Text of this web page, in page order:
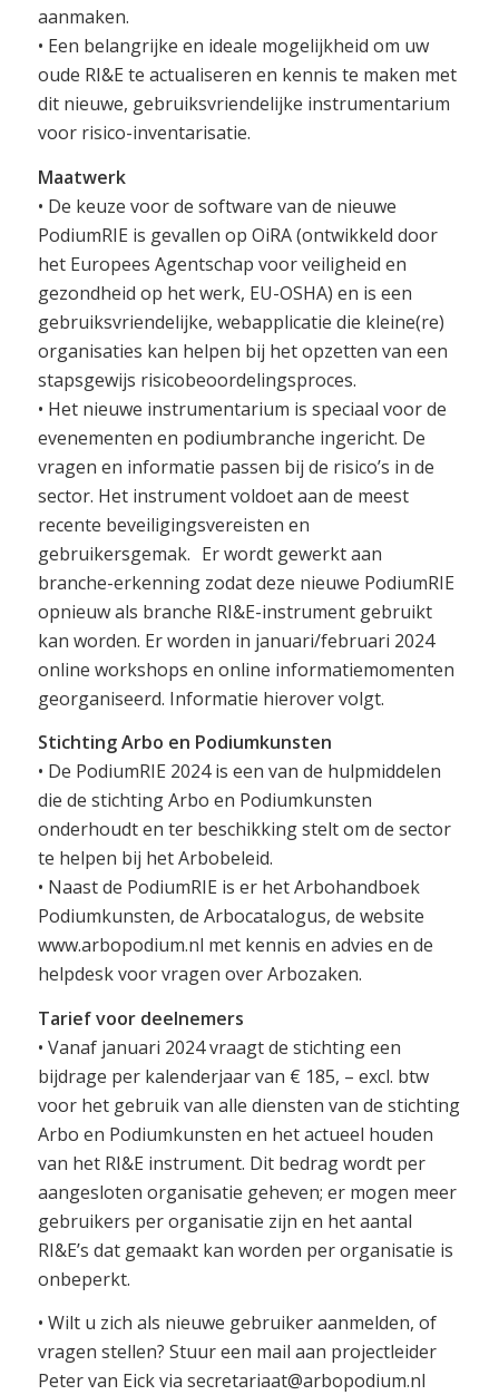
aanmaken.
• Een belangrijke en ideale mogelijkheid om uw
oude RI&E te actualiseren en kennis te maken met
dit nieuwe, gebruiksvriendelijke instrumentarium
voor risico-inventarisatie.
Maatwerk
• De keuze voor de software van de nieuwe
PodiumRIE is gevallen op OiRA (ontwikkeld door
het Europees Agentschap voor veiligheid en
gezondheid op het werk, EU-OSHA) en is een
gebruiksvriendelijke, webapplicatie die kleine(re)
organisaties kan helpen bij het opzetten van een
stapsgewijs risicobeoordelingsproces.
• Het nieuwe instrumentarium is speciaal voor de
evenementen en podiumbranche ingericht. De
vragen en informatie passen bij de risico’s in de
sector. Het instrument voldoet aan de meest
recente beveiligingsvereisten en
gebruikersgemak. Er wordt gewerkt aan
branche-erkenning zodat deze nieuwe PodiumRIE
opnieuw als branche RI&E-instrument gebruikt
kan worden. Er worden in januari/februari 2024
online workshops en online informatiemomenten
georganiseerd. Informatie hierover volgt.
Stichting Arbo en Podiumkunsten
• De PodiumRIE 2024 is een van de hulpmiddelen
die de stichting Arbo en Podiumkunsten
onderhoudt en ter beschikking stelt om de sector
te helpen bij het Arbobeleid.
• Naast de PodiumRIE is er het Arbohandboek
Podiumkunsten, de Arbocatalogus, de website
www.arbopodium.nl met kennis en advies en de
helpdesk voor vragen over Arbozaken.
Tarief voor deelnemers
• Vanaf januari 2024 vraagt de stichting een
bijdrage per kalenderjaar van € 185, – excl. btw
voor het gebruik van alle diensten van de stichting
Arbo en Podiumkunsten en het actueel houden
van het RI&E instrument. Dit bedrag wordt per
aangesloten organisatie geheven; er mogen meer
gebruikers per organisatie zijn en het aantal
RI&E’s dat gemaakt kan worden per organisatie is
onbeperkt.
• Wilt u zich als nieuwe gebruiker aanmelden, of
vragen stellen? Stuur een mail aan projectleider
Peter van Eick via secretariaat@arbopodium.nl